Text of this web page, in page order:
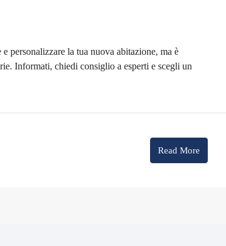
personalizzare la tua nuova abitazione, ma è
Informati, chiedi consiglio a esperti e scegli un
Read More